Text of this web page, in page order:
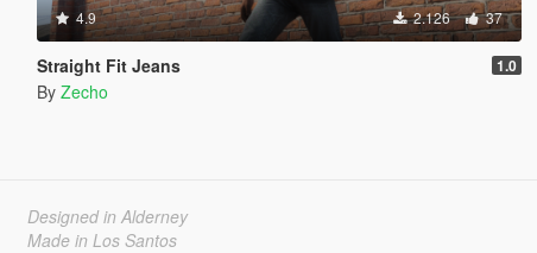
4.9 2.126 37
Straight Fit Jeans 1.0
By Zecho
Designed in Alderney
Made in Los Santos